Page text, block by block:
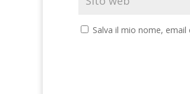
Salva il mio nome,